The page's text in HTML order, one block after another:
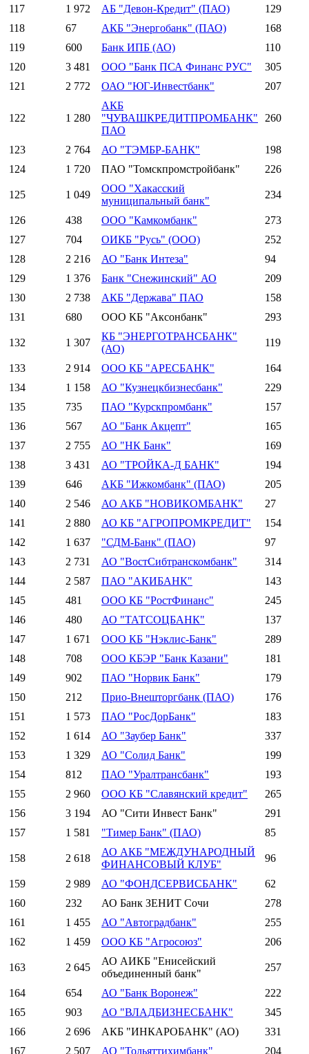
117
1 972 АБ "Девон-Кредит" (ПАО)
129
118
67 АКБ "Энергобанк" (ПАО)
168
119
600 Банк ИПБ (АО)
110
120
3 481 ООО "Банк ПСА Финанс РУС"
305
121
2 772 ОАО "ЮГ-Инвестбанк" 207
122 1 280
АКБ
"ЧУВАШКРЕДИТПРОМБАНК"
ПАО
260
123 2 764 АО "ТЭМБР-БАНК"
198
124
1 720 ПАО "Томскпромстройбанк" 226
125 1 049
ООО "Хакасский
муниципальный банк"
234
126 438 ООО "Камкомбанк"
273
127
704 ОИКБ "Русь" (ООО)
252
128
2 216 АО "Банк Интеза"
94
129
1 376 Банк "Снежинский" АО
209
130
2 738 АКБ "Держава" ПАО
158
131
680 ООО КБ "Аксонбанк" 293
132 1 307
КБ "ЭНЕРГОТРАНСБАНК"
(АО)
119
133 2 914 ООО КБ "АРЕСБАНК"
164
134
1 158 АО "Кузнецкбизнесбанк"
229
135
735 ПАО "Курскпромбанк"
157
136
567 АО "Банк Акцепт"
165
137
2 755 АО "НК Банк"
169
138
3 431 АО "ТРОЙКА-Д БАНК"
194
139
646 АКБ "Ижкомбанк" (ПАО)
205
140
2 546 АО АКБ "НОВИКОМБАНК"
27
141
2 880 АО КБ "АГРОПРОМКРЕДИТ"
154
142
1 637 "СДМ-Банк" (ПАО)
97
143
2 731 АО "ВостСибтранскомбанк"
314
144
2 587 ПАО "АКИБАНК"
143
145
481 ООО КБ "РостФинанс"
245
146
480 АО "ТАТСОЦБАНК"
137
147
1 671 ООО КБ "Нэклис-Банк"
289
148
708 ООО КБЭР "Банк Казани"
181
149
902 ПАО "Норвик Банк"
179
150
212 Прио-Внешторгбанк (ПАО)
176
151
1 573 ПАО "РосДорБанк"
183
152
1 614 АО "Заубер Банк"
337
153
1 329 АО "Солид Банк"
199
154
812 ПАО "Уралтрансбанк"
193
155
2 960 ООО КБ "Славянский кредит"
265
156
3 194 АО "Сити Инвест Банк"
291
157
1 581 "Тимер Банк" (ПАО) 85
158 2 618
АО АКБ "МЕЖДУНАРОДНЫЙ
ФИНАНСОВЫЙ КЛУБ"
96
159 2 989 АО "ФОНДСЕРВИСБАНК"
62
160
232 АО Банк ЗЕНИТ Сочи
278
161
1 455 АО "Автоградбанк"
255
162
1 459 ООО КБ "Агросоюз" 206
163 2 645
АО АИКБ "Енисейский
объединенный банк"
257
164 654 АО "Банк Воронеж"
222
165
903 АО "ВЛАДБИЗНЕСБАНК"
345
166
2 696 АКБ "ИНКАРОБАНК" (АО)
331
167
2 507 АО "Тольяттихимбанк"
204